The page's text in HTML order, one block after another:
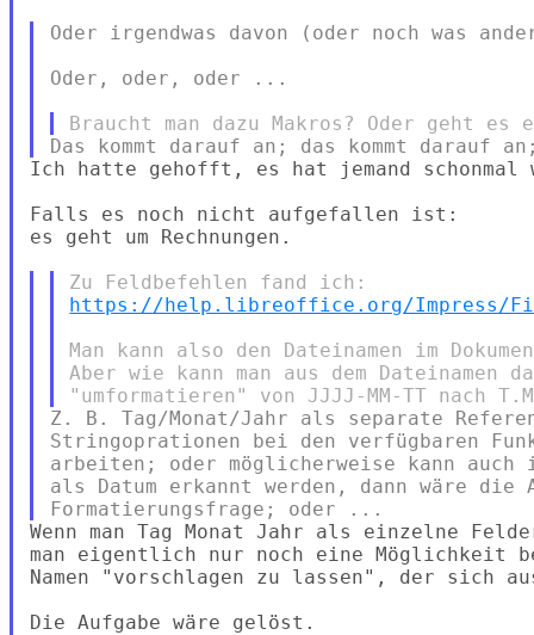
Oder irgendwas davon (oder noch was
Oder, oder, oder ...
Ich hatte gehofft, es hat jemand schonmal
Falls es noch nicht aufgefallen ist:
es geht um Rechnungen.
https://help.libreoffice.org/Impress/
Man kann also den Dateinamen im
Aber wie kann man aus dem Dateinamen
Z. B. Tag/Monat/Jahr als separate
Stringoprationen bei den verfügbaren
arbeiten; oder möglicherweise kann
als Datum erkannt werden, dann wäre die
Wenn man Tag Monat Jahr als einzelne
man eigentlich nur noch eine Möglichkeit
Namen "vorschlagen zu lassen", der sich
Die Aufgabe wäre gelöst.